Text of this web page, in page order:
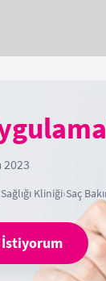
2023
Kliniği›Saç